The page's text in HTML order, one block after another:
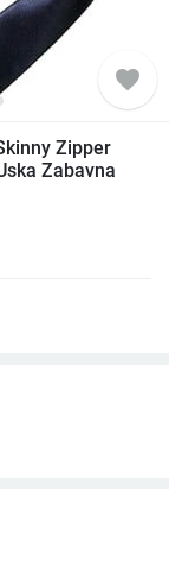
favorite
Zipper
Zabavna